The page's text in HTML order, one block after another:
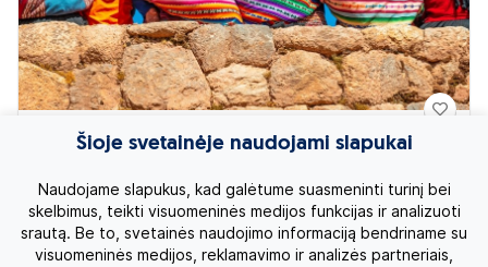
Klasikinė Peru
14d.
Su skrydžiu 3660 €
Nuo 2460 €
Šioje svetainėje naudojami slapukai
Naudojame slapukus, kad galėtume suasmeninti turinį bei
skelbimus, teikti visuomeninės medijos funkcijas ir analizuoti
srautą. Be to, svetainės naudojimo informaciją bendriname su
visuomeninės medijos, reklamavimo ir analizės partneriais,